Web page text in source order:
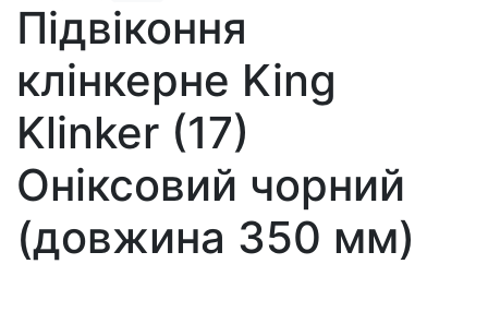
Підвіконня
клінкерне King
Klinker (17)
Оніксовий чорний
(довжина 350 мм)